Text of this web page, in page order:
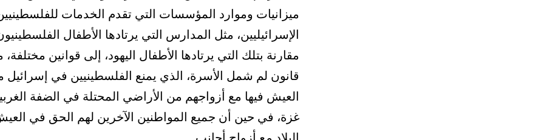
ميزانيات وموارد المؤسسات التي تقدم الخدمات
الإسرائيليين، مثل المدارس التي يرتادها الأطفال
مقارنة بتلك التي يرتادها الأطفال اليهود، إلى قوانين مختلفة،
قانون لم شمل الأسرة، الذي يمنع الفلسطينيين في إسرائيل
العيش فيها مع أزواجهم من الأراضي المحتلة في الضفة
غزة، في حين أن جميع المواطنين الآخرين لهم الحق في
البلاد مع أزواج أجانب.